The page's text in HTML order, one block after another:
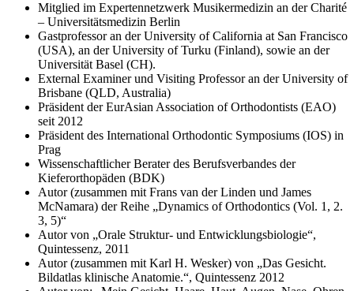
Mitglied im Expertennetzwerk Musikermedizin an der Charité
– Universitätsmedizin Berlin
Gastprofessor an der University of California at San Francisco
(USA), an der University of Turku (Finland), sowie an der
Universität Basel (CH).
External Examiner und Visiting Professor an der University of
Brisbane (QLD, Australia)
Präsident der EurAsian Association of Orthodontists (EAO)
seit 2012
Präsident des International Orthodontic Symposiums (IOS) in
Prag
Wissenschaftlicher Berater des Berufsverbandes der
Kieferorthopäden (BDK)
Autor (zusammen mit Frans van der Linden und James
McNamara) der Reihe „Dynamics of Orthodontics (Vol. 1, 2.
3, 5)“
Autor von „Orale Struktur- und Entwicklungsbiologie“,
Quintessenz, 2011
Autor (zusammen mit Karl H. Wesker) von „Das Gesicht.
Bildatlas klinische Anatomie.“, Quintessenz 2012